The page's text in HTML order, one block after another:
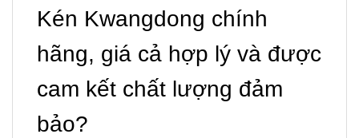
Kén Kwangdong chính
hãng, giá cả hợp lý và được
cam kết chất lượng đảm
bảo?